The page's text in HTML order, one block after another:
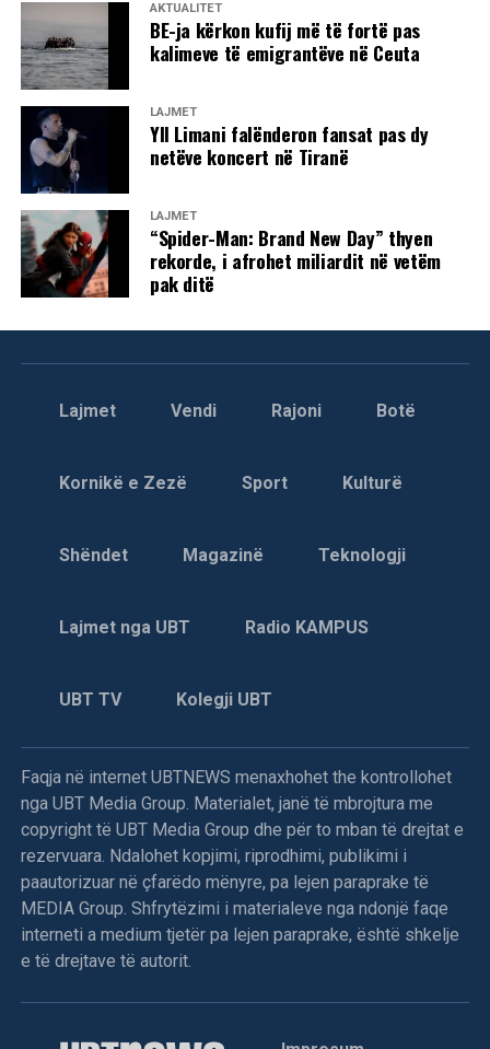
AKTUALITET
BE-ja kërkon kufij më të fortë pas
kalimeve të emigrantëve në Ceuta
LAJMET
Yll Limani falënderon fansat pas dy
netëve koncert në Tiranë
LAJMET
“Spider-Man: Brand New Day” thyen
rekorde, i afrohet miliardit në vetëm
pak ditë
Lajmet Vendi Rajoni Botë
Kornikë e Zezë Sport Kulturë
Shëndet Magazinë Teknologji
Lajmet nga UBT Radio KAMPUS
UBT TV Kolegji UBT
Faqja në internet UBTNEWS menaxhohet the kontrollohet
nga UBT Media Group. Materialet, janë të mbrojtura me
copyright të UBT Media Group dhe për to mban të drejtat e
rezervuara. Ndalohet kopjimi, riprodhimi, publikimi i
paautorizuar në çfarëdo mënyre, pa lejen paraprake të
MEDIA Group. Shfrytëzimi i materialeve nga ndonjë faqe
interneti a medium tjetër pa lejen paraprake, është shkelje
e të drejtave të autorit.